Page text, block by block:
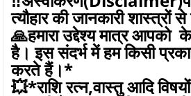
त्यौहार की जानकारी शास्त्रों
🙏हमारा उद्देश्य मात्र आपको
है। इस संदर्भ में हम किसी
करते हैं।*
💥*राशि रत्न,वास्तु आदि